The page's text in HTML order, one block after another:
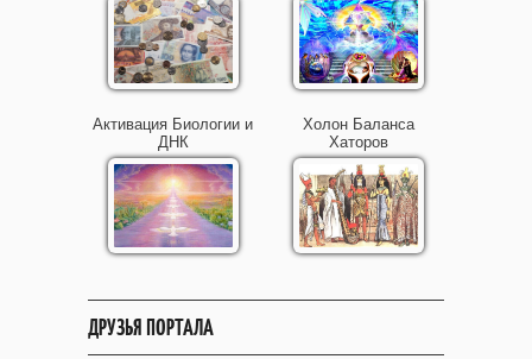
Активация Биологии и
ДНК
Холон Баланса
Хаторов
ДРУЗЬЯ ПОРТАЛА